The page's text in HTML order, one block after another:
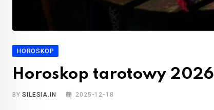
HOROSKOP
Horoskop tarotowy 2026
BYSILESIA.IN 2025-12-18